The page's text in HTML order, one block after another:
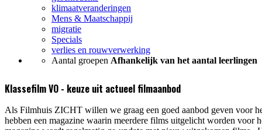
klimaatveranderingen
Mens & Maatschappij
migratie
Specials
verlies en rouwverwerking
Aantal groepen Afhankelijk van het aantal leerlingen
Klassefilm VO - keuze uit actueel filmaanbod
Als Filmhuis ZICHT willen we graag een goed aanbod geven voor
hebben een magazine waarin meerdere films uitgelicht worden voor